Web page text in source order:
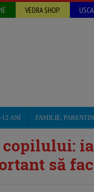
VEDRA SHOP
12 ANI FAMILIE,
copilului:
să